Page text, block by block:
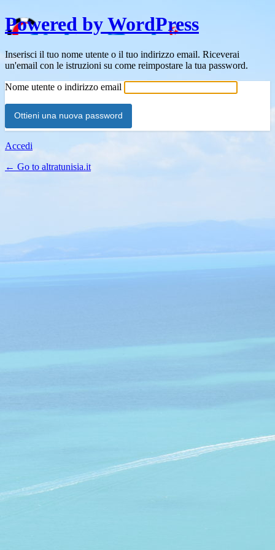
Powered by WordPress
Inserisci il tuo nome utente o il tuo indirizzo email. Riceverai
un'email con le istruzioni su come reimpostare la tua password.
Nome utente o indirizzo email
Accedi
← Go to altratunisia.it